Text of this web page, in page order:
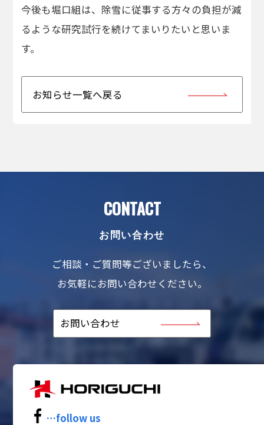
今後も堀口組は、除雪に従事する方々の負担が減
るような研究試行を続けてまいりたいと思いま
す。
お知らせ一覧へ戻る
CONTACT
お問い合わせ
ご相談・ご質問等ございましたら、
お気軽にお問い合わせください。
お問い合わせ
…follow us